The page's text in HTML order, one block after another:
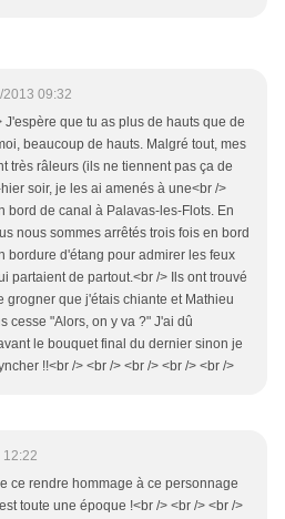
2013 09:32
J'espère que tu as plus de hauts que de
beaucoup de hauts. Malgré tout, mes
très râleurs (ils ne tiennent pas ça de
soir, je les ai amenés à une<br />
bord de canal à Palavas-les-Flots. En
nous sommes arrêtés trois fois en bord
bordure d'étang pour admirer les feux
partaient de partout.<br /> Ils ont trouvé
grogner que j'étais chiante et Mathieu
cesse "Alors, on y va ?" J'ai dû
le bouquet final du dernier sinon je
!!<br /> <br /> <br /> <br /> <br />
ce rendre hommage à ce personnage
toute une époque !<br /> <br /> <br />